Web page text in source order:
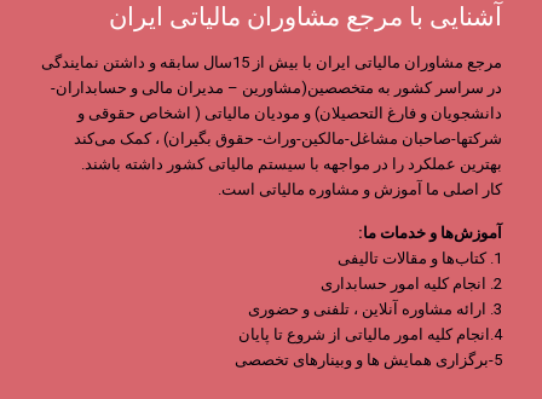
آشنایی با مرجع مشاوران مالیاتی ایران
مرجع مشاوران مالیاتی ایران با بیش از 15سال سابقه و داشتن نمایندگی
در سراسر کشور به متخصصین(مشاورین – مدیران مالی و حسابداران-
دانشجویان و فارغ التحصیلان) و مودیان مالیاتی ( اشخاص حقوقی و
شرکتها-صاحبان مشاغل-مالکین-وراث- حقوق بگیران) ، کمک می‌کند
بهترین عملکرد را در مواجهه با سیستم مالیاتی کشور داشته باشند.
کار اصلی ما آموزش و مشاوره مالیاتی است.
آموزش‌ها و خدمات ما:
1. کتاب‌ها و مقالات تالیفی
2. انجام کلیه امور حسابداری
3. ارائه مشاوره آنلاین ، تلفنی و حضوری
4.انجام کلیه امور مالیاتی از شروع تا پایان
5-برگزاری همایش ها و وبینارهای تخصصی